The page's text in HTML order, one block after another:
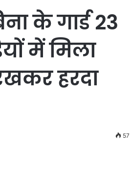
के गार्ड 23
में मिला
हरदा
57